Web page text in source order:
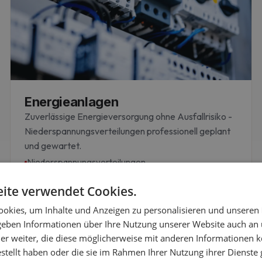
Energieanlagen
Zuverlässige Energieversorgung ohne Ausfallrisiko -
Niederspannungsverteilungen professionell geplant
und gewartet.
Niederspannungsverteilungen
Wartung
MEHR ERFAHREN
verwendet Cookies.
um Inhalte und Anzeigen zu personalisieren und
Informationen über Ihre Nutzung unserer Website auch an
weiter, die diese möglicherweise mit anderen Informationen
haben oder die sie im Rahmen Ihrer Nutzung ihrer Dienste